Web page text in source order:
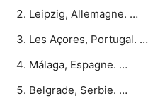
Leipzig, Allemagne. …
Les Açores, Portugal. …
Málaga, Espagne. …
Belgrade, Serbie. …